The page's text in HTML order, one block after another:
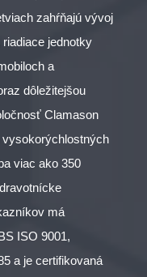
zahŕňajú vývoj
jednotky
a
dôležitejšou
Clamason
viac ako 350
má
ISO 9001,
a je certifikovaná